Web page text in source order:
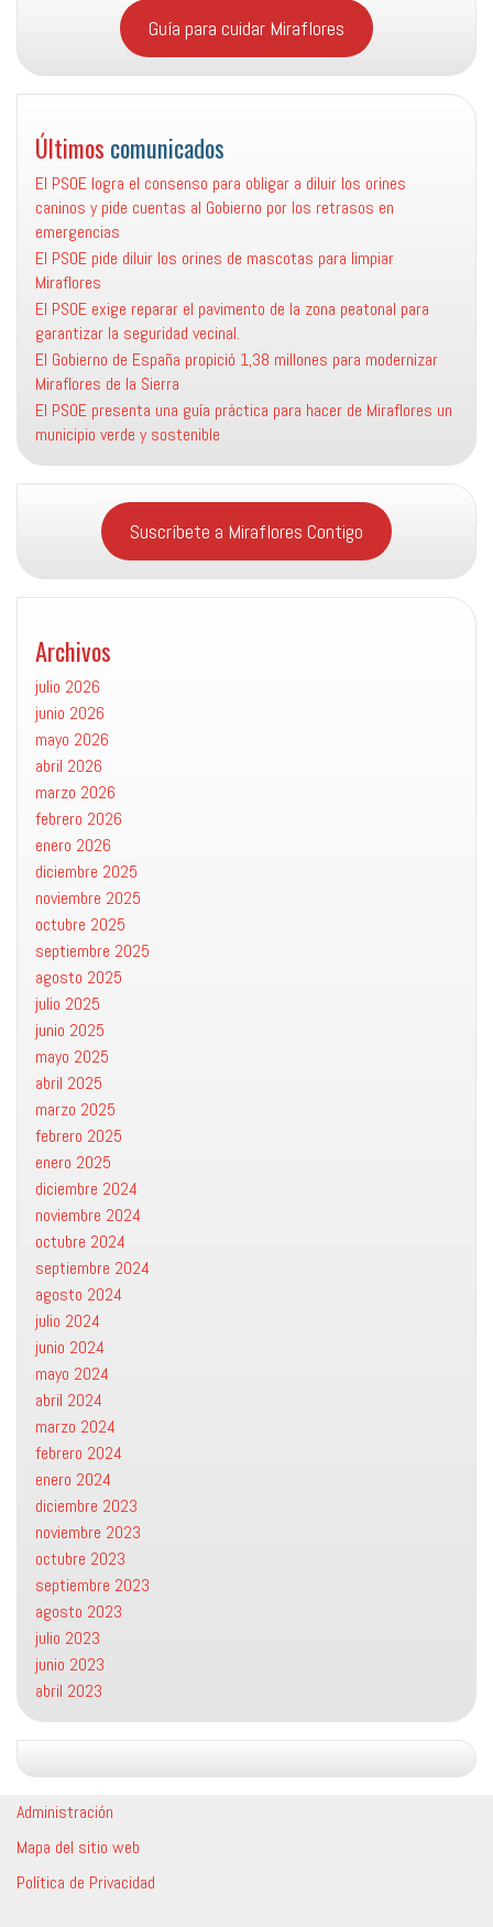
Guía para cuidar Miraflores
Últimos comunicados
El PSOE logra el consenso para obligar a diluir los orines
caninos y pide cuentas al Gobierno por los retrasos en
emergencias
El PSOE pide diluir los orines de mascotas para limpiar
Miraflores
El PSOE exige reparar el pavimento de la zona peatonal para
garantizar la seguridad vecinal.
El Gobierno de España propició 1,38 millones para modernizar
Miraflores de la Sierra
El PSOE presenta una guía práctica para hacer de Miraflores un
municipio verde y sostenible
Suscríbete a Miraflores Contigo
Archivos
julio 2026
junio 2026
mayo 2026
abril 2026
marzo 2026
febrero 2026
enero 2026
diciembre 2025
noviembre 2025
octubre 2025
septiembre 2025
agosto 2025
julio 2025
junio 2025
mayo 2025
abril 2025
marzo 2025
febrero 2025
enero 2025
diciembre 2024
noviembre 2024
octubre 2024
septiembre 2024
agosto 2024
julio 2024
junio 2024
mayo 2024
abril 2024
marzo 2024
febrero 2024
enero 2024
diciembre 2023
noviembre 2023
octubre 2023
septiembre 2023
agosto 2023
julio 2023
junio 2023
abril 2023
Administración
Mapa del sitio web
Política de Privacidad